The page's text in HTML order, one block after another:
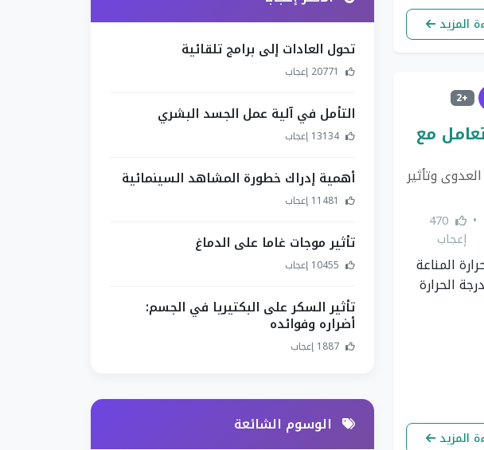
المزيد
+2
مع
وتأثير
•
470
إعجاب
المناعة
الحرارة
المزيد
تحول العادات إلى برامج تلقائية
التأمل في آلية عمل الجسد البشري
أهمية إدراك خطورة المشاهد السينمائية
تأثير موجات غاما على الدماغ
تأثير السكر على البكتيريا في الجسم:
أضراره وفوائده
الوسوم الشائعة